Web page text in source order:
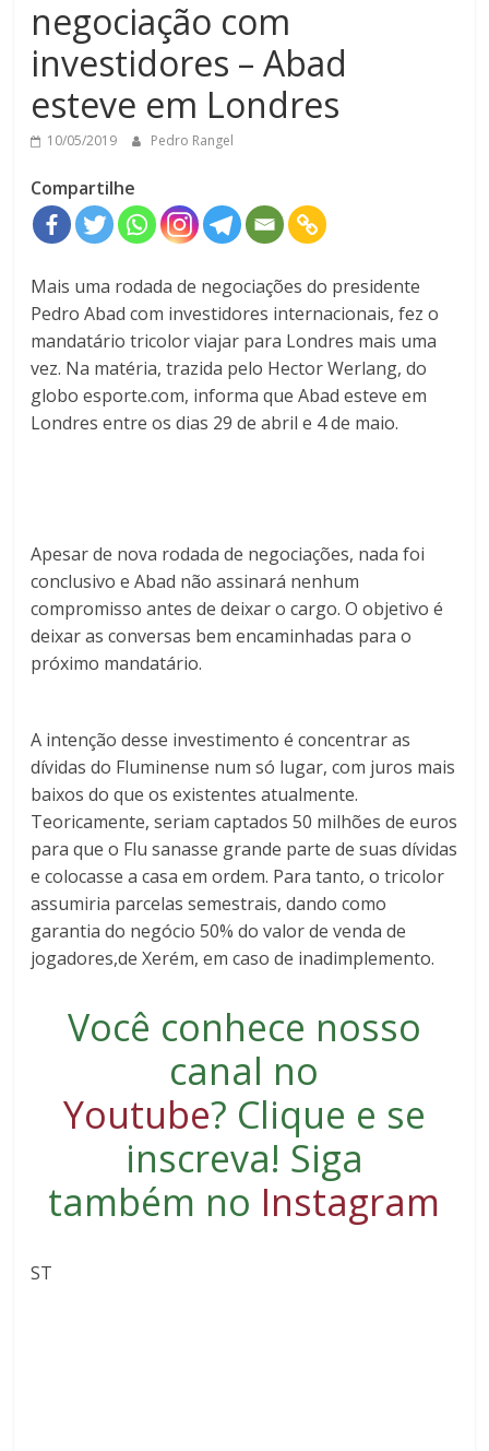
negociação com
investidores – Abad
esteve em Londres
10/05/2019 Pedro Rangel
Compartilhe
Mais uma rodada de negociações do presidente
Pedro Abad com investidores internacionais, fez o
mandatário tricolor viajar para Londres mais uma
vez. Na matéria, trazida pelo Hector Werlang, do
globo esporte.com, informa que Abad esteve em
Londres entre os dias 29 de abril e 4 de maio.
Apesar de nova rodada de negociações, nada foi
conclusivo e Abad não assinará nenhum
compromisso antes de deixar o cargo. O objetivo é
deixar as conversas bem encaminhadas para o
próximo mandatário.
A intenção desse investimento é concentrar as
dívidas do Fluminense num só lugar, com juros mais
baixos do que os existentes atualmente.
Teoricamente, seriam captados 50 milhões de euros
para que o Flu sanasse grande parte de suas dívidas
e colocasse a casa em ordem. Para tanto, o tricolor
assumiria parcelas semestrais, dando como
garantia do negócio 50% do valor de venda de
jogadores,de Xerém, em caso de inadimplemento.
Você conhece nosso
canal no
Youtube? Clique e se
inscreva! Siga
também no Instagram
ST